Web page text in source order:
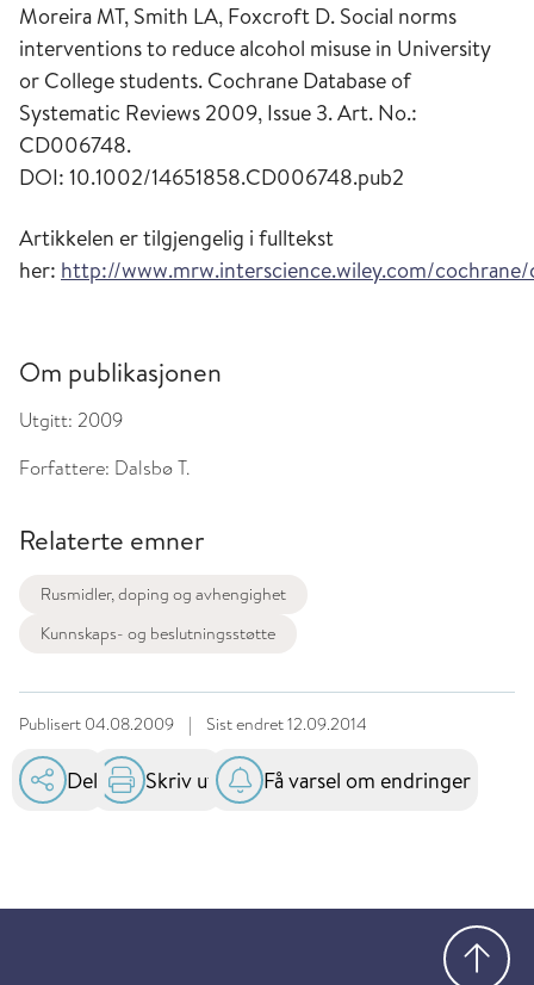
Moreira MT, Smith LA, Foxcroft D. Social norms
interventions to reduce alcohol misuse in University
or College students. Cochrane Database of
Systematic Reviews 2009, Issue 3. Art. No.:
CD006748.
DOI: 10.1002/14651858.CD006748.pub2
Artikkelen er tilgjengelig i fulltekst
her: http://www.mrw.interscience.wiley.com/
Om publikasjonen
Utgitt: 2009
Forfattere: Dalsbø T.
Relaterte emner
Rusmidler, doping og avhengighet
Kunnskaps- og beslutningsstøtte
Publisert 04.08.2009 | Sist endret12.09.2014
Del Skriv ut Få varsel om endringer